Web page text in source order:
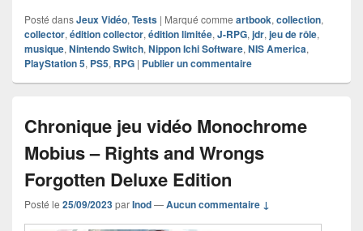
Posté dansJeux Vidéo, Tests | Marqué comme artbook, collection,
collector, édition collector, édition limitée, J-RPG, jdr, jeu de rôle,
musique, Nintendo Switch, Nippon Ichi Software, NIS America,
PlayStation 5, PS5, RPG | Publier un commentaire
Chronique jeu vidéo Monochrome
Mobius – Rights and Wrongs
Forgotten Deluxe Edition
Posté le 25/09/2023parInod—Aucun commentaire ↓